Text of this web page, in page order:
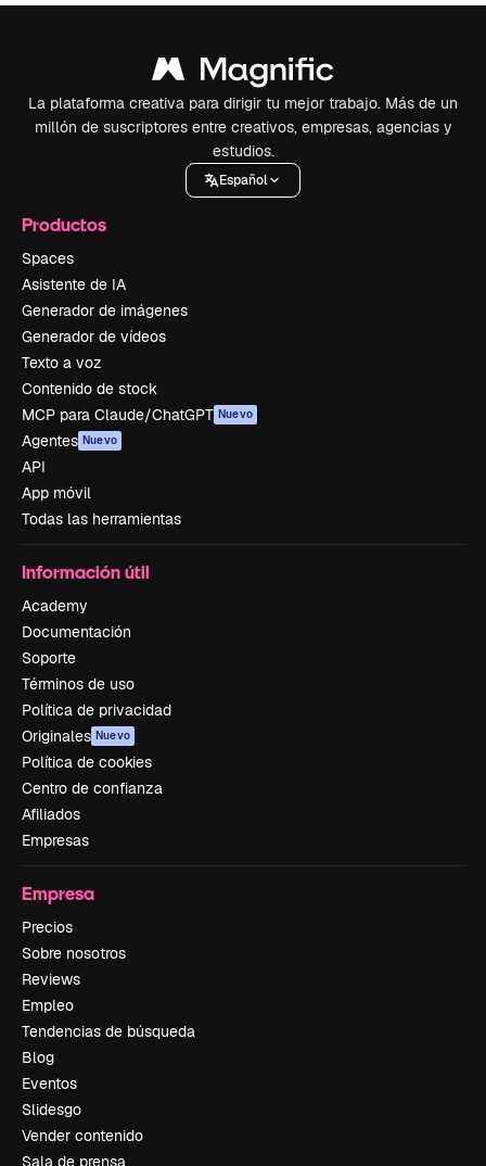
La plataforma creativa para dirigir tu mejor trabajo. Más de un
millón de suscriptores entre creativos, empresas, agencias y
estudios.
Español
Productos
Spaces
Asistente de IA
Generador de imágenes
Generador de vídeos
Texto a voz
Contenido de stock
MCP para Claude/ChatGPT Nuevo
Agentes Nuevo
API
App móvil
Todas las herramientas
Información útil
Academy
Documentación
Soporte
Términos de uso
Política de privacidad
Originales Nuevo
Política de cookies
Centro de confianza
Afiliados
Empresas
Empresa
Precios
Sobre nosotros
Reviews
Empleo
Tendencias de búsqueda
Blog
Eventos
Slidesgo
Vender contenido
Sala de prensa